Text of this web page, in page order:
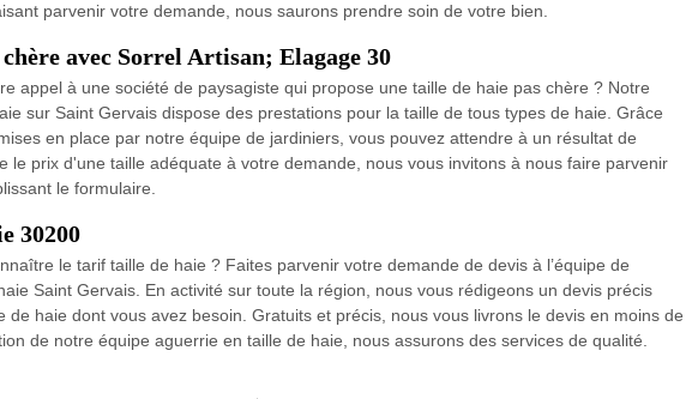
parvenir votre demande, nous saurons prendre soin de votre bien.
avec Sorrel Artisan; Elagage 30
appel à une société de paysagiste qui propose une taille de haie pas chère ? Notre
sur Saint Gervais dispose des prestations pour la taille de tous types de haie. Grâce
en place par notre équipe de jardiniers, vous pouvez attendre à un résultat de
le prix d'une taille adéquate à votre demande, nous vous invitons à nous faire parvenir
le formulaire.
30200
le tarif taille de haie ? Faites parvenir votre demande de devis à l’équipe de
Saint Gervais. En activité sur toute la région, nous vous rédigeons un devis précis
de haie dont vous avez besoin. Gratuits et précis, nous vous livrons le devis en moins de
de notre équipe aguerrie en taille de haie, nous assurons des services de qualité.